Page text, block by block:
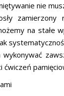
nie
na stałe